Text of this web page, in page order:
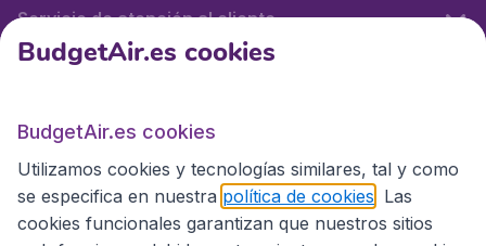
Servicio de atención al cliente
Sitios internacionales
BudgetAir.es cookies
BudgetAir.es cookies
Utilizamos cookies y tecnologías similares, tal y como
se especifica en nuestra política de cookies . Las
cookies funcionales garantizan que nuestros sitios